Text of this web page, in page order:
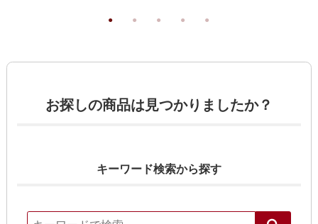
お探しの商品は見つかりましたか？
キーワード検索から探す